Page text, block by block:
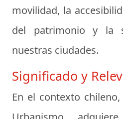
movilidad, la
del patrimonio y la
nuestras ciudades.
Significado y
En el contexto